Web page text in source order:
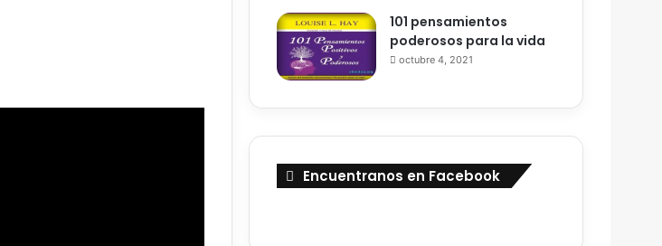
101 pensamientos
poderosos para la vida
octubre 4, 2021
Encuentranos en Facebook